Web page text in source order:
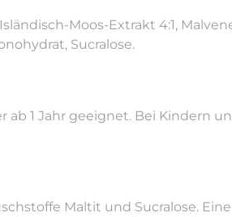
Moos-Extrakt 4:1,
Sucralose.
1 Jahr geeignet. Bei Kindern
Maltit und Sucralose.